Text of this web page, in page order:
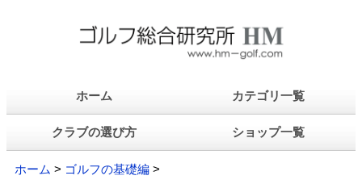
ホーム カテゴリ一覧
クラブの選び方 ショップ一覧
ホーム > ゴルフの基礎編 >